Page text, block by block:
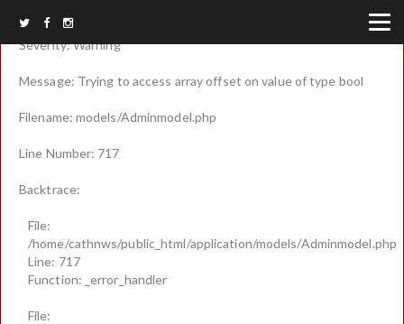
A PHP Error was encountered
Severity: Warning
Message: Trying to access array offset on value of type bool
Filename: models/Adminmodel.php
Line Number: 717
Backtrace:
File:
/home/cathnws/public_html/application/models/Adminmodel.php
Line: 717
Function: _error_handler
File: